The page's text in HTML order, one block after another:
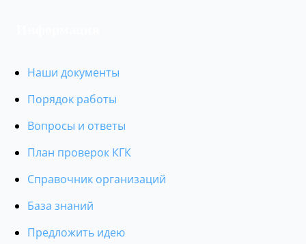
Наши документы
Порядок работы
Вопросы и ответы
План проверок КГК
Справочник организаций
База знаний
Предложить идею